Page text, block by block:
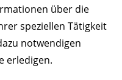
über die
speziellen Tätigkeit
notwendigen
erledigen.